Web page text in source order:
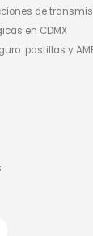
de
en CDMX
pastillas y